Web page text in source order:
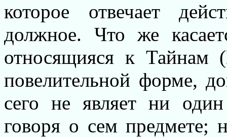
которое отвечает
должное. Что же
относящияся к Тайнам
повелительной форме,
сего не являет ни
говоря о сем предмете;